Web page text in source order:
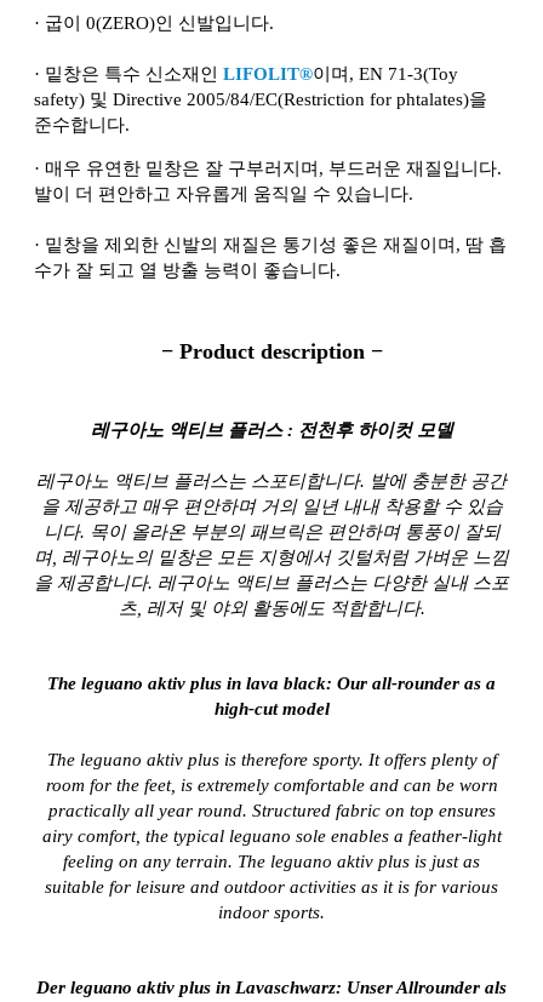
· 굽이 0(ZERO)인 신발입니다.
· 밑창은 특수 신소재인 LIFOLIT®이며, EN 71-3(Toy
safety) 및 Directive 2005/84/EC(Restriction for phtalates)을
준수합니다.
· 매우 유연한 밑창은 잘 구부러지며, 부드러운 재질입니다.
발이 더 편안하고 자유롭게 움직일 수 있습니다.
· 밑창을 제외한 신발의 재질은 통기성 좋은 재질이며, 땀 흡
수가 잘 되고 열 방출 능력이 좋습니다.
− Product description −
레구아노 액티브 플러스 : 전천후 하이컷 모델
레구아노 액티브 플러스는 스포티합니다. 발에 충분한 공간
을 제공하고 매우 편안하며 거의 일년 내내 착용할 수 있습
니다. 목이 올라온 부분의 패브릭은 편안하며 통풍이 잘되
며, 레구아노의 밑창은 모든 지형에서 깃털처럼 가벼운 느낌
을 제공합니다. 레구아노 액티브 플러스는 다양한 실내 스포
츠, 레저 및 야외 활동에도 적합합니다.
The leguano aktiv plus in lava black: Our all-rounder as a
high-cut model
The leguano aktiv plus is therefore sporty. It offers plenty of
room for the feet, is extremely comfortable and can be worn
practically all year round. Structured fabric on top ensures
airy comfort, the typical leguano sole enables a feather-light
feeling on any terrain. The leguano aktiv plus is just as
suitable for leisure and outdoor activities as it is for various
indoor sports.
Der leguano aktiv plus in Lavaschwarz: Unser Allrounder als